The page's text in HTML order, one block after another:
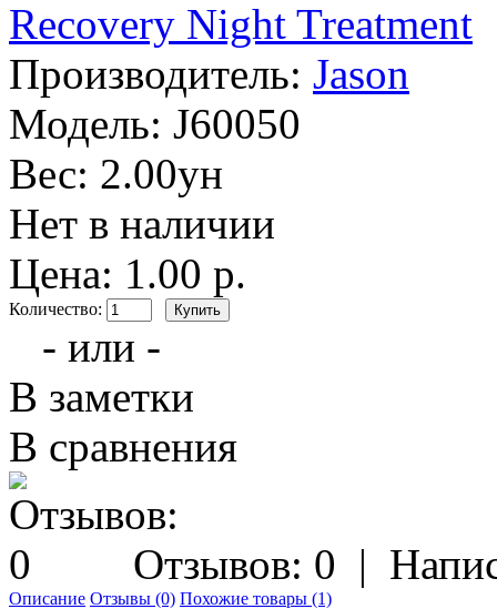
Производитель: Jason
Модель: J60050
Вес: 2.00ун
Нет в наличии
Цена: 1.00 р.
Количество:
- или -
В заметки
В сравнения
Отзывов: 0 |
Описание Отзывы (0) Похожие товары (1)